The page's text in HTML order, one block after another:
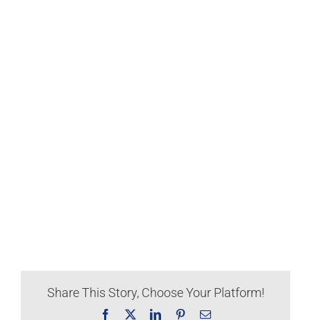
Share This Story, Choose Your Platform!
Facebook LinkedInPinterestEmail: